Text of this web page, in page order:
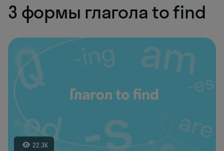
3 формы глагола to find
22.3K
Skyeng Chat
online